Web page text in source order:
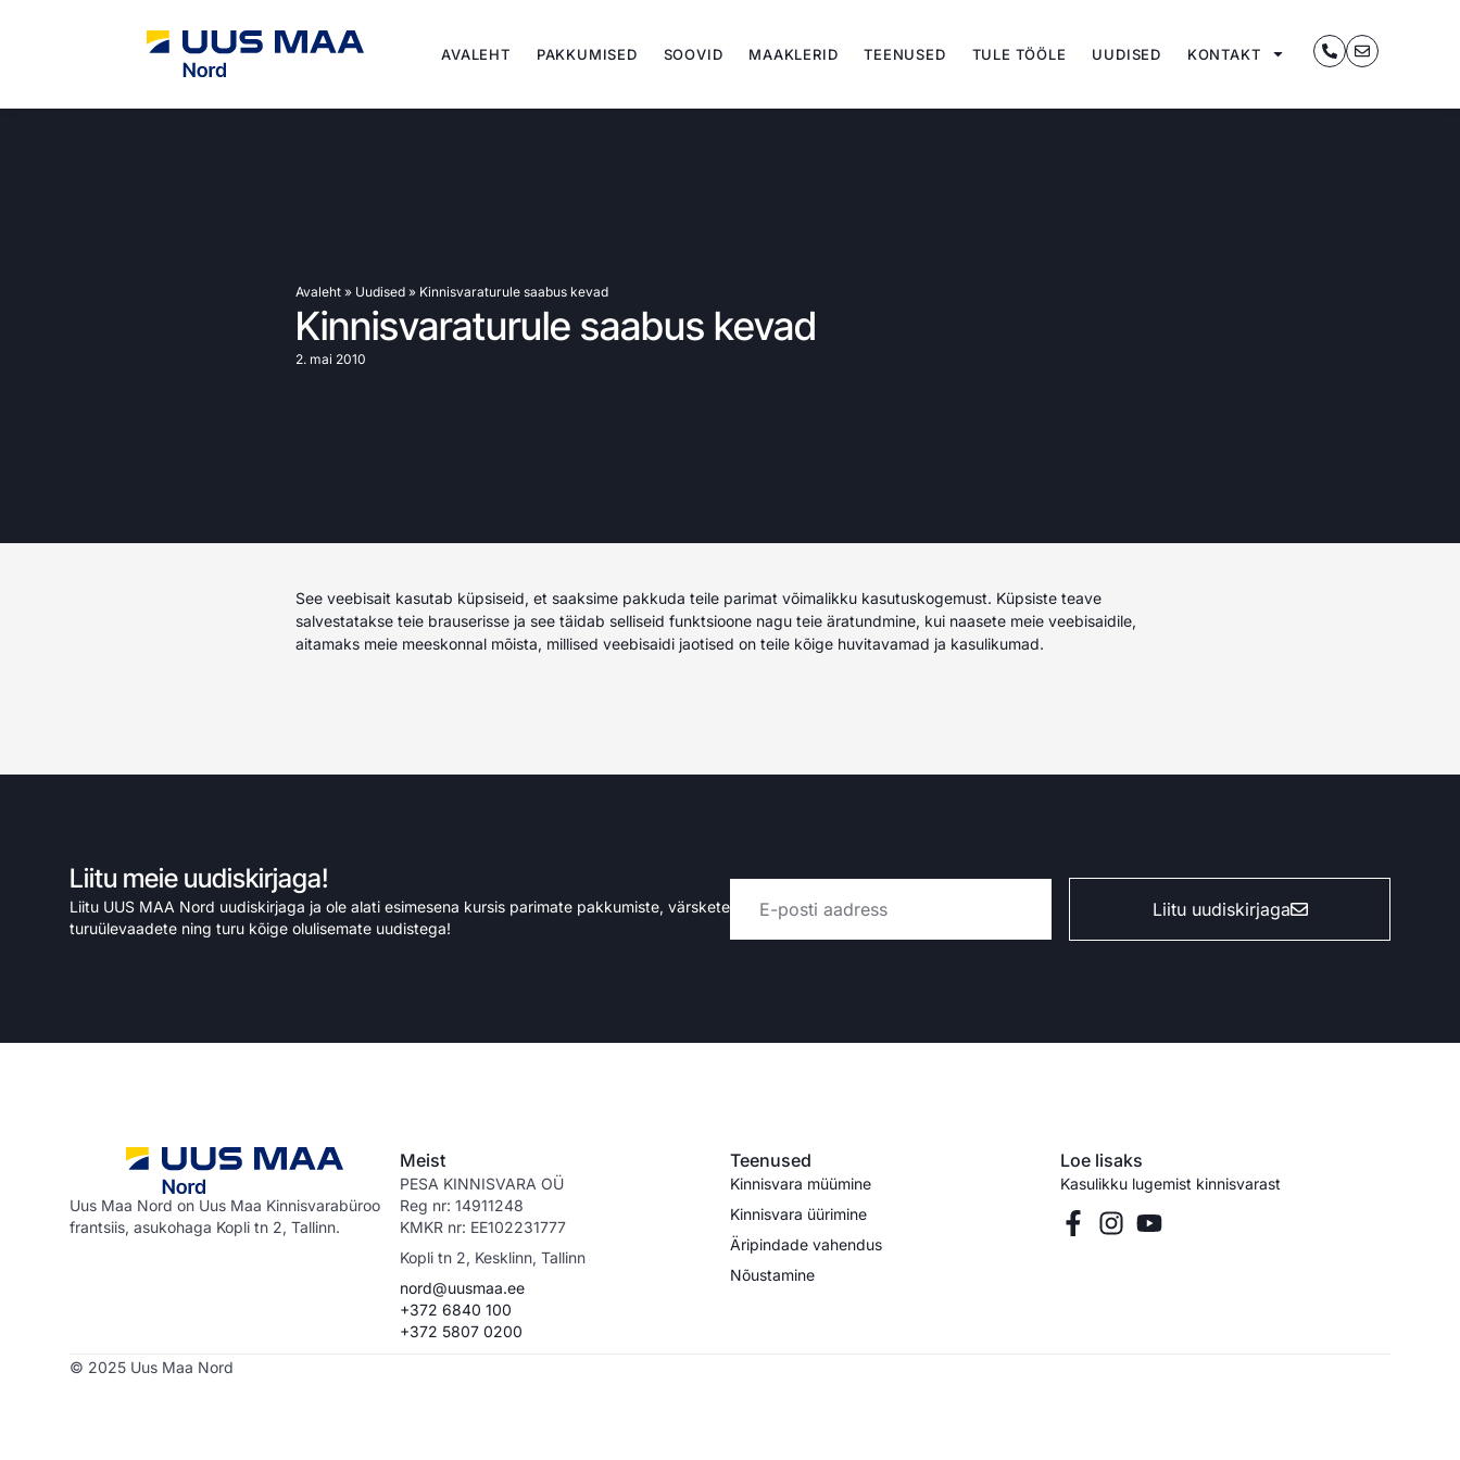
AVALEHT PAKKUMISED SOOVID MAAKLERID TEENUSED TULE TÖÖLE UUDISED KONTAKT
Avaleht » Uudised » Kinnisvaraturule saabus kevad
Kinnisvaraturule saabus kevad
2. mai 2010
See veebisait kasutab küpsiseid, et saaksime pakkuda teile parimat võimalikku kasutuskogemust. Küpsiste teave
salvestatakse teie brauserisse ja see täidab selliseid funktsioone nagu teie äratundmine, kui naasete meie veebisaidile,
aitamaks meie meeskonnal mõista, millised veebisaidi jaotised on teile kõige huvitavamad ja kasulikumad.
Liitu meie uudiskirjaga!
Liitu UUS MAA Nord uudiskirjaga ja ole alati esimesena kursis parimate pakkumiste, värskete
turuülevaadete ning turu kõige olulisemate uudistega!
Liitu uudiskirjaga
Uus Maa Nord on Uus Maa Kinnisvarabüroo
frantsiis, asukohaga Kopli tn 2, Tallinn.
Meist
PESA KINNISVARA OÜ
Reg nr: 14911248
KMKR nr: EE102231777
Kopli tn 2, Kesklinn, Tallinn
nord@uusmaa.ee
+372 6840 100
+372 5807 0200
Teenused
Kinnisvara müümine
Kinnisvara üürimine
Äripindade vahendus
Nõustamine
Loe lisaks
Kasulikku lugemist kinnisvarast
© 2025 Uus Maa Nord